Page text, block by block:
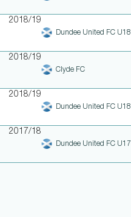
2018/19
Dundee United FC U18
2018/19
Clyde FC
2018/19
Dundee United FC U18
2017/18
Dundee United FC U17